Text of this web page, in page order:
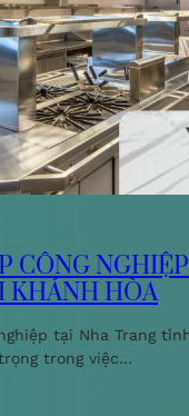
CÔNG
KHÁNH HÒA
tại Nha Trang
trong việc…